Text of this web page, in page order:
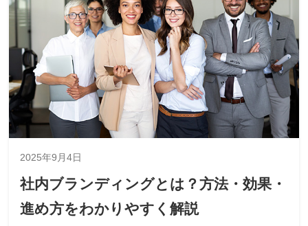
2025年9月4日
社内ブランディングとは？方法・効果・
進め方をわかりやすく解説